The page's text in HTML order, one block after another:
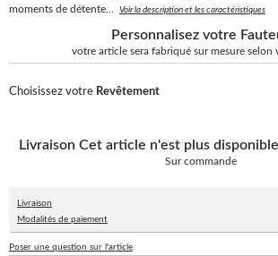
moments de détente...
Voir la description et les caractéristiques
Personnalisez votre
votre article sera fabriqué sur mesure selon
Choisissez votre Revêtement
Livraison Cet article n'est plus
Sur commande
Livraison
Modalités de paiement
Poser une question sur l'article